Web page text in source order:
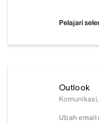
Pelajari
Outlook
Ubah